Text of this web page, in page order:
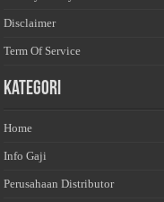
Disclaimer
Term Of Service
Kategori
Home
Info Gaji
Perusahaan Distributor